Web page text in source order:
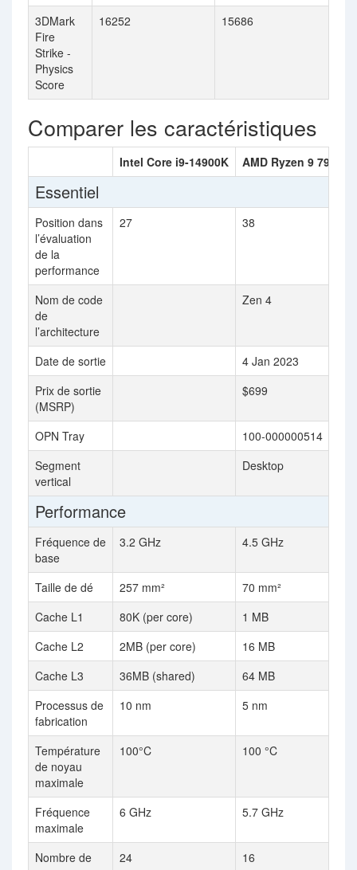
3DMark
Fire
Strike -
Physics
Score
16252 15686
Comparer les caractéristiques
Intel Core i9-14900K AMD Ryzen 9 7950X
Essentiel
Position dans
l’évaluation
de la
performance
27 38
Nom de code
de
l’architecture
Zen 4
Date de sortie
4 Jan 2023
Prix de sortie
(MSRP)
$699
OPN Tray
100-000000514
Segment
vertical
Desktop
Performance
Fréquence de
base
3.2 GHz 4.5 GHz
Taille de dé 257 mm²
70 mm²
Cache L1
80K (per core)
1 MB
Cache L2
2MB (per core)
16 MB
Cache L3
36MB (shared)
64 MB
Processus de
fabrication
10 nm 5 nm
Température
de noyau
maximale
100°C 100 °C
Fréquence
maximale
6 GHz 5.7 GHz
Nombre de
24 16